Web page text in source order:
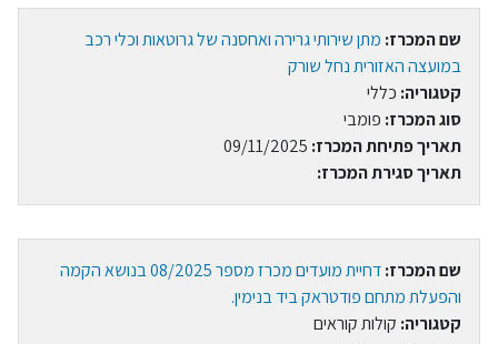
שם המכרז: מתן שירותי גרירה ואחסנה של גרוטאות וכלי רכב
במועצה האזורית נחל שורק
קטגוריה: כללי
סוג המכרז: פומבי
תאריך פתיחת המכרז: 09/11/2025
תאריך סגירת המכרז:
שם המכרז:
דחיית מועדים מכרז מספר 08/2025 בנושא הקמה
והפעלת מתחם פודטראק ביד בנימין.
קטגוריה: קולות קוראים